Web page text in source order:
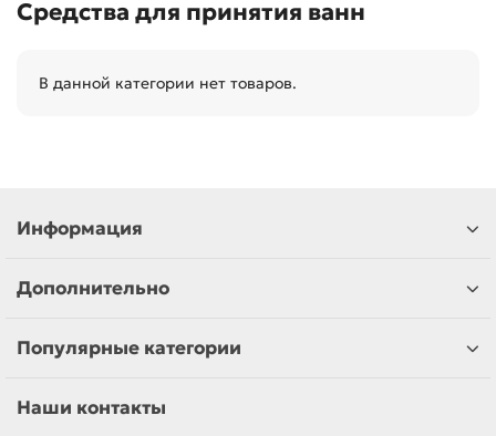
Средства для принятия ванн
В данной категории нет товаров.
Информация
Дополнительно
Популярные категории
Наши контакты